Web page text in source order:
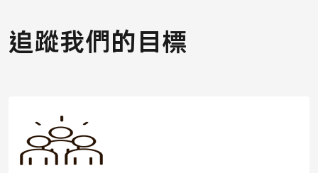
追蹤我們的目標